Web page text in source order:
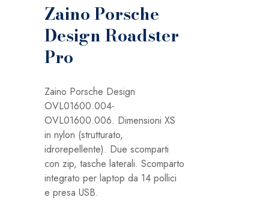
Zaino Porsche
Design Roadster
Pro
Zaino Porsche Design
OVL01600.004-
OVL01600.006. Dimensioni XS
in nylon (strutturato,
idrorepellente). Due scomparti
con zip, tasche laterali. Scomparto
integrato per laptop da 14 pollici
e presa USB.